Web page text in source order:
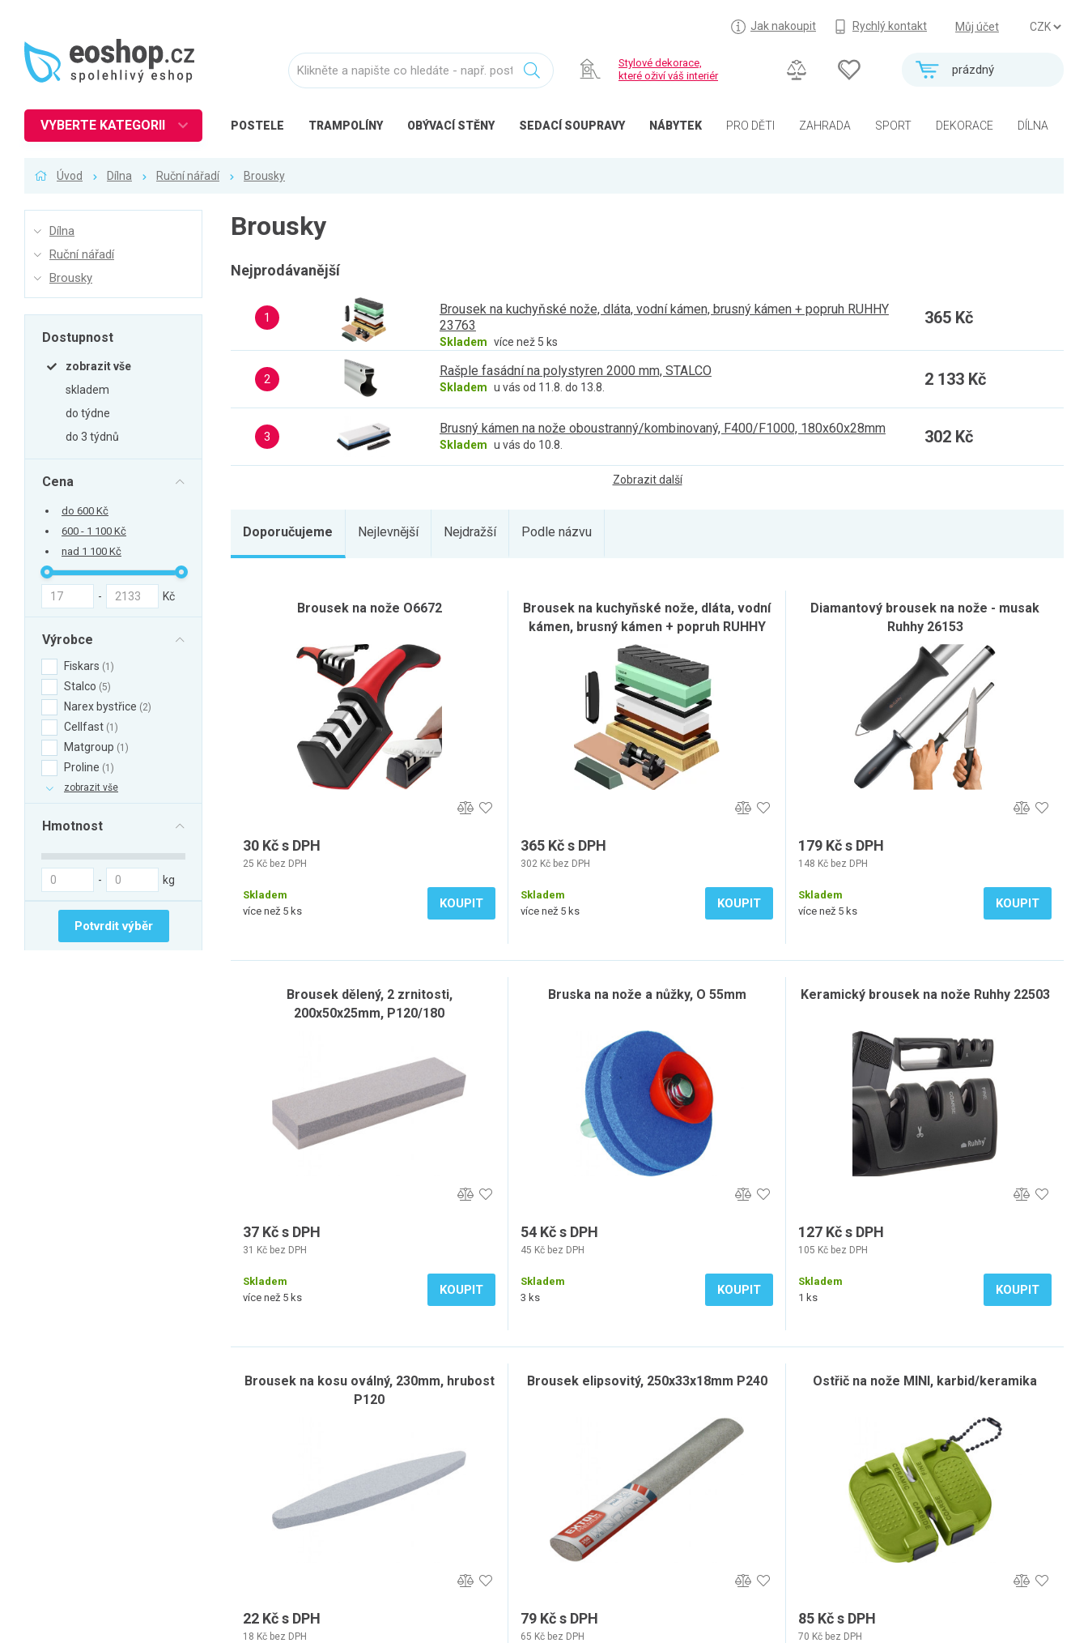
Můj účet
Jak nakoupit Rychlý kontakt
prázdný
Stylové dekorace,
které oživí váš interiér
POSTELE TRAMPOLÍNY OBÝVACÍ STĚNY SEDACÍ SOUPRAVY NÁBYTEK PRO DĚTI ZAHRADA SPORT DEKORACE DÍLNA
VYBERTE KATEGORII
Koupelna
Zahrada
Balkon a terasa
Svítidla, žárovky
Trampolíny
Sedací vaky
Sport, outdoor
Úvod Dílna Ruční nářadí Brousky
Dílna
Ruční nářadí
Brousky
Dostupnost
zobrazit vše
skladem
do týdne
do 3 týdnů
Cena
do 600 Kč
600 - 1 100 Kč
nad 1 100 Kč
- Kč
Výrobce
Fiskars 1
Stalco 5
Narex bystřice 2
Cellfast 1
Matgroup 1
Proline
1
zobrazit vše
Hmotnost
- kg
Potvrdit výběr
Brousky
Nejprodávanější
1
Brousek na kuchyňské nože, dláta, vodní kámen, brusný kámen + popruh RUHHY
23763
Skladem více než 5 ks
365 Kč
2
Rašple fasádní na polystyren 2000 mm, STALCO
Skladem u vás od 11.8. do 13.8. 2 133 Kč
3
Brusný kámen na nože oboustranný/kombinovaný, F400/F1000, 180x60x28mm
Skladem u vás do 10.8. 302 Kč
Zobrazit další
Doporučujeme Nejlevnější Nejdražší Podle názvu
Brousek na nože O6672
30 Kč s DPH
25 Kč bez DPH
Skladem
více než 5 ks
KOUPIT
Brousek na kuchyňské nože, dláta, vodní
kámen, brusný kámen + popruh RUHHY
23763
365 Kč s DPH
302 Kč bez DPH
Skladem
více než 5 ks
KOUPIT
Diamantový brousek na nože - musak
Ruhhy 26153
179 Kč s DPH
148 Kč bez DPH
Skladem
více než 5 ks
KOUPIT
Brousek dělený, 2 zrnitosti,
200x50x25mm, P120/180
37 Kč s DPH
31 Kč bez DPH
Skladem
více než 5 ks
KOUPIT
Bruska na nože a nůžky, O 55mm
54 Kč s DPH
45 Kč bez DPH
Skladem
3 ks
KOUPIT
Keramický brousek na nože Ruhhy 22503
127 Kč s DPH
105 Kč bez DPH
Skladem
1 ks
KOUPIT
Brousek na kosu oválný, 230mm, hrubost
P120
22 Kč s DPH
18 Kč bez DPH
Brousek elipsovitý, 250x33x18mm P240
79 Kč s DPH
65 Kč bez DPH
Ostřič na nože MINI, karbid/keramika
85 Kč s DPH
70 Kč bez DPH